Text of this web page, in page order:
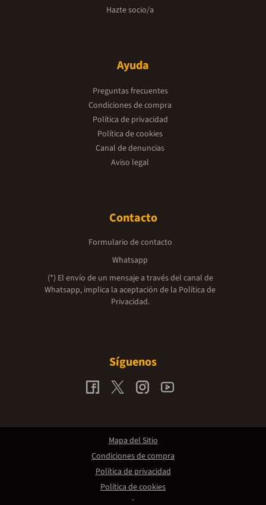
Hazte socio/a
Ayuda
Preguntas frecuentes
Condiciones de compra
Política de privacidad
Política de cookies
Canal de denuncias
Aviso legal
Contacto
Formulario de contacto
Whatsapp
(*) El envío de un mensaje a través del canal de
Whatsapp, implica la aceptación de la Política de
Privacidad.
Síguenos
Mapa del Sitio
Condiciones de compra
Política de privacidad
Política de cookies